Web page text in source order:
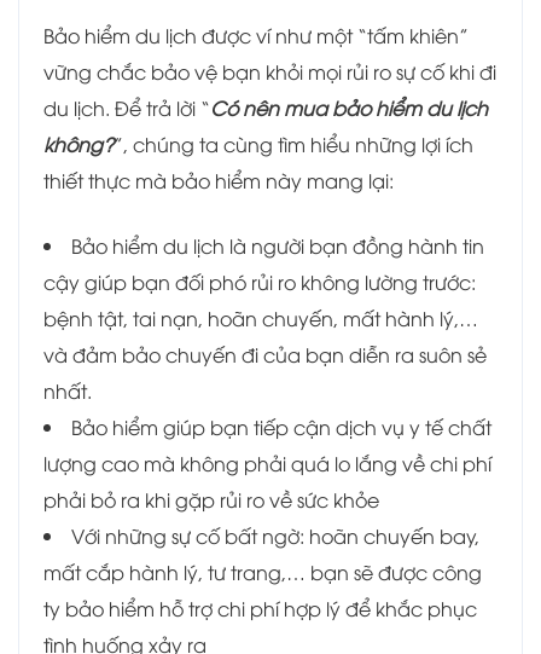
Bảo hiểm du lịch được ví như một “tấm khiên”
vững chắc bảo vệ bạn khỏi mọi rủi ro sự cố khi đi
du lịch. Để trả lời “Có nên mua bảo hiểm du lịch
không?”, chúng ta cùng tìm hiểu những lợi ích
thiết thực mà bảo hiểm này mang lại:
Bảo hiểm du lịch là người bạn đồng hành tin
cậy giúp bạn đối phó rủi ro không lường trước:
bệnh tật, tai nạn, hoãn chuyến, mất hành lý,…
và đảm bảo chuyến đi của bạn diễn ra suôn sẻ
nhất.
Bảo hiểm giúp bạn tiếp cận dịch vụ y tế chất
lượng cao mà không phải quá lo lắng về chi phí
phải bỏ ra khi gặp rủi ro về sức khỏe
Với những sự cố bất ngờ: hoãn chuyến bay,
mất cắp hành lý, tư trang,… bạn sẽ được công
ty bảo hiểm hỗ trợ chi phí hợp lý để khắc phục
tình huống xảy ra